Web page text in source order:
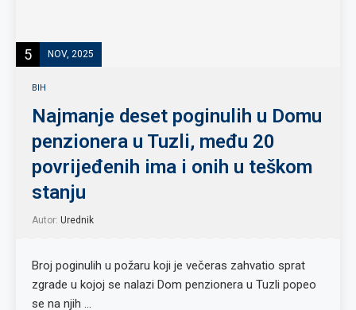
5 NOV, 2025
BIH
Najmanje deset poginulih u Domu
penzionera u Tuzli, među 20
povrijeđenih ima i onih u teškom
stanju
Autor: Urednik
Broj poginulih u požaru koji je večeras zahvatio sprat
zgrade u kojoj se nalazi Dom penzionera u Tuzli popeo
se na njih …